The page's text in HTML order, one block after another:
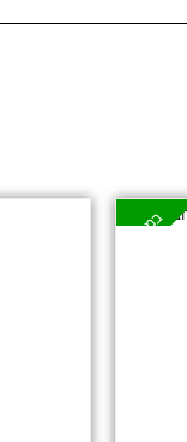
במבצע